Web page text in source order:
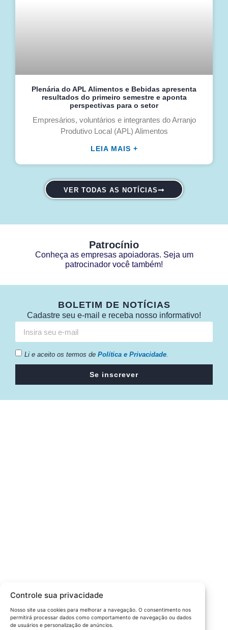
Controle sua privacidade
Nosso site usa cookies para melhorar a navegação. O consentimento nos
permitirá processar dados como comportamento de navegação ou dados
de usuários e personalização de anúncios.
Plenária do APL Alimentos e Bebidas apresenta
resultados do primeiro semestre e aponta
perspectivas para o setor
Empresários, voluntários e integrantes do Arranjo
Produtivo Local (APL) Alimentos
LEIA MAIS +
VER TODAS AS NOTÍCIAS
Patrocínio
Conheça as empresas apoiadoras. Seja um
patrocinador você também!
BOLETIM DE NOTÍCIAS
Cadastre seu e-mail e receba nosso informativo!
Li e aceito os termos de Política e Privacidade
Se inscrever
Rua Silva Jardim, 96 Lajeado, Rio Grande do Sul –
Redes Sociais: